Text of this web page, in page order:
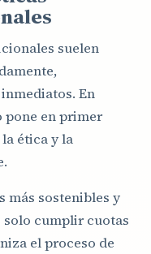
suelen
En
pone en primer
ética y la
más sostenibles y
solo cumplir cuotas
el proceso de